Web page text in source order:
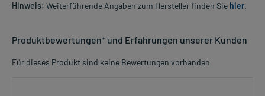
Hinweis: Weiterführende Angaben zum Hersteller finden Sie hier.
Produktbewertungen* und Erfahrungen unserer Kunden
Für dieses Produkt sind keine Bewertungen vorhanden